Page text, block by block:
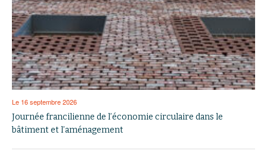
Le 16 septembre 2026
Journée francilienne de l’économie circulaire dans le
bâtiment et l’aménagement